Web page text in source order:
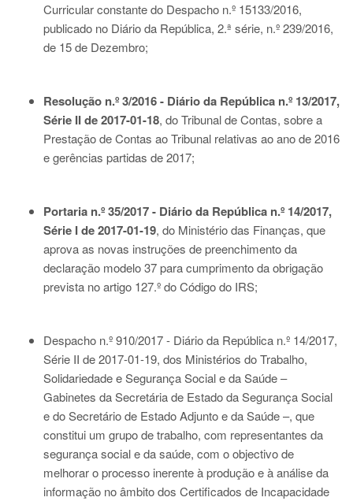
Curricular constante do Despacho n.º 15133/2016,
publicado no Diário da República, 2.ª série, n.º 239/2016,
de 15 de Dezembro;
Resolução n.º 3/2016 - Diário da República n.º 13/2017,
Série II de 2017-01-18, do Tribunal de Contas, sobre a
Prestação de Contas ao Tribunal relativas ao ano de 2016
e gerências partidas de 2017;
Portaria n.º 35/2017 - Diário da República n.º 14/2017,
Série I de 2017-01-19, do Ministério das Finanças, que
aprova as novas instruções de preenchimento da
declaração modelo 37 para cumprimento da obrigação
prevista no artigo 127.º do Código do IRS;
Despacho n.º 910/2017 - Diário da República n.º 14/2017,
Série II de 2017-01-19, dos Ministérios do Trabalho,
Solidariedade e Segurança Social e da Saúde –
Gabinetes da Secretária de Estado da Segurança Social
e do Secretário de Estado Adjunto e da Saúde –, que
constitui um grupo de trabalho, com representantes da
segurança social e da saúde, com o objectivo de
melhorar o processo inerente à produção e à análise da
informação no âmbito dos Certificados de Incapacidade